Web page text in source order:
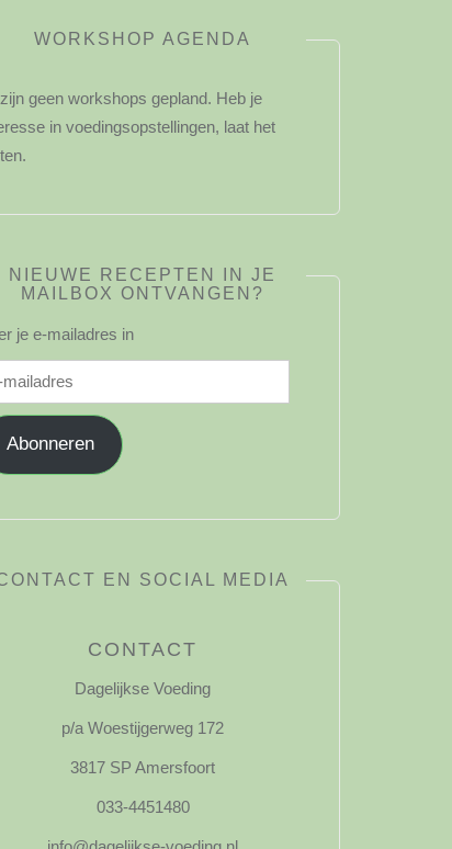
WORKSHOP AGENDA
geen workshops gepland. Heb je
in voedingsopstellingen, laat het
NIEUWE RECEPTEN IN JE
MAILBOX ONTVANGEN?
je e-mailadres in
Abonneren
EN SOCIAL MEDIA
CONTACT
Dagelijkse Voeding
p/a Woestijgerweg 172
3817 SP Amersfoort
033-4451480